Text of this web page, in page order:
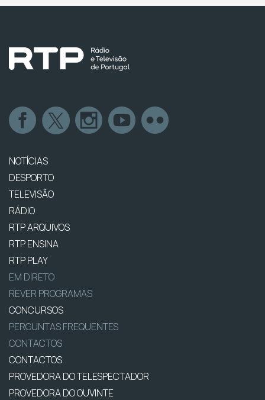
NOTÍCIAS
DESPORTO
TELEVISÃO
RÁDIO
RTP ARQUIVOS
RTP ENSINA
RTP PLAY
EM DIRETO
REVER PROGRAMAS
CONCURSOS
PERGUNTAS FREQUENTES
CONTACTOS
CONTACTOS
PROVEDORA DO TELESPECTADOR
PROVEDORA DO OUVINTE